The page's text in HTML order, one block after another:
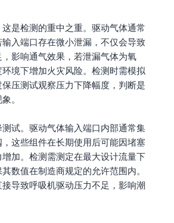
是检测的重中之重。驱动气体通常
入端口存在微小泄漏，不仅会导致
影响通气效果，若泄漏气体为氧
境下增加火灾风险。检测时需模拟
压测试观察压力下降幅度，判断是
。
试。驱动气体输入端口内部通常集
这些组件在长期使用后可能因堵塞
加。检测需测定在最大设计流量下
数值在制造商规定的允许范围内。
导致呼吸机驱动压力不足，影响潮